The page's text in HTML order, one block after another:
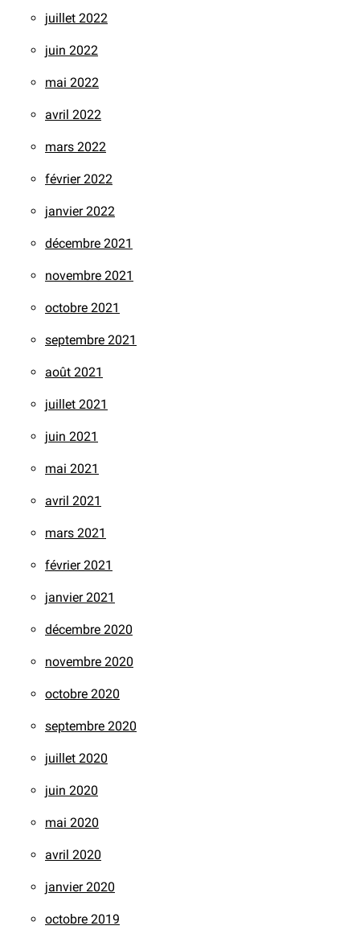
juillet 2022
juin 2022
mai 2022
avril 2022
mars 2022
février 2022
janvier 2022
décembre 2021
novembre 2021
octobre 2021
septembre 2021
août 2021
juillet 2021
juin 2021
mai 2021
avril 2021
mars 2021
février 2021
janvier 2021
décembre 2020
novembre 2020
octobre 2020
septembre 2020
juillet 2020
juin 2020
mai 2020
avril 2020
janvier 2020
octobre 2019